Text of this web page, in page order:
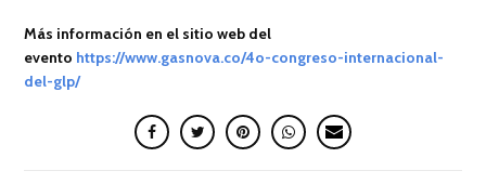
Más información en el sitio web del
evento https://www.gasnova.co/4o-congreso-internacional-
del-glp/